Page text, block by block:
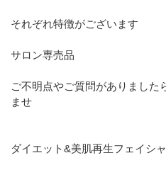
それぞれ特徴がございます
サロン専売品
ご不明点やご質問がありました
ませ
ダイエット&美肌再生フェイシ